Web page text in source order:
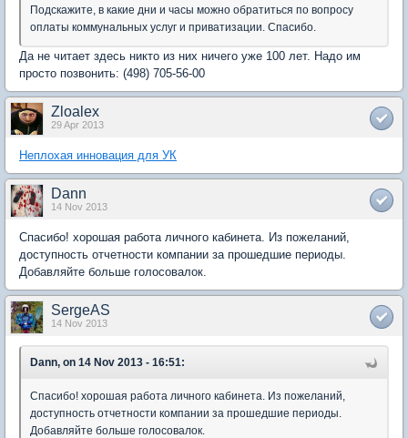
Подскажите, в какие дни и часы можно обратиться по вопросу
оплаты коммунальных услуг и приватизации. Спасибо.
Да не читает здесь никто из них ничего уже 100 лет. Надо им
просто позвонить: (498) 705-56-00
Zloalex
29 Apr 2013
Неплохая инновация для УК
Dann
14 Nov 2013
Спасибо! хорошая работа личного кабинета. Из пожеланий,
доступность отчетности компании за прошедшие периоды.
Добавляйте больше голосовалок.
SergeAS
14 Nov 2013
Dann, on 14 Nov 2013 - 16:51:
Спасибо! хорошая работа личного кабинета. Из пожеланий,
доступность отчетности компании за прошедшие периоды.
Добавляйте больше голосовалок.